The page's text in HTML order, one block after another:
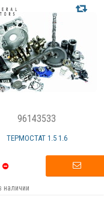
96143533
ТЕРМОСТАТ 1.5 1.6
наличии